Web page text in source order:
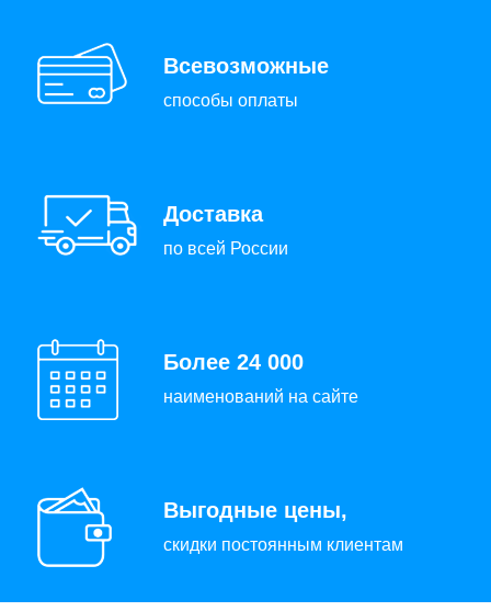
Всевозможные
способы оплаты
Доставка
по всей России
Более 24 000
наименований на сайте
Выгодные цены,
скидки постоянным клиентам